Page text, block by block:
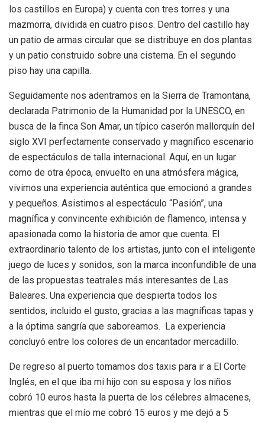
los castillos en Europa) y cuenta con tres torres y una
mazmorra, dividida en cuatro pisos. Dentro del castillo hay
un patio de armas circular que se distribuye en dos plantas
y un patio construido sobre una cisterna. En el segundo
piso hay una capilla.
Seguidamente nos adentramos en la Sierra de Tramontana,
declarada Patrimonio de la Humanidad por la UNESCO, en
busca de la finca Son Amar, un típico caserón mallorquín del
siglo XVI perfectamente conservado y magnífico escenario
de espectáculos de talla internacional. Aquí, en un lugar
como de otra época, envuelto en una atmósfera mágica,
vivimos una experiencia auténtica que emocionó a grandes
y pequeños. Asistimos al espectáculo “Pasión”, una
magnífica y convincente exhibición de flamenco, intensa y
apasionada como la historia de amor que cuenta. El
extraordinario talento de los artistas, junto con el inteligente
juego de luces y sonidos, son la marca inconfundible de una
de las propuestas teatrales más interesantes de Las
Baleares. Una experiencia que despierta todos los
sentidos, incluido el gusto, gracias a las magníficas tapas y
a la óptima sangría que saboreamos. La experiencia
concluyó entre los colores de un encantador mercadillo.
De regreso al puerto tomamos dos taxis para ir a El Corte
Inglés, en el que iba mi hijo con su esposa y los niños
cobró 10 euros hasta la puerta de los célebres almacenes,
mientras que el mío me cobró 15 euros y me dejó a 5